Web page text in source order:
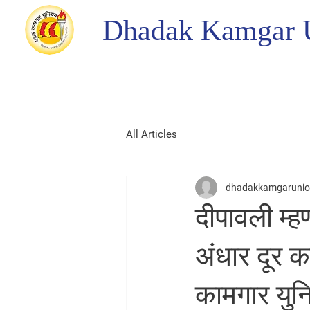
Dhadak Kamgar
All Articles
दीपावली
अंधार दूर
कामगार